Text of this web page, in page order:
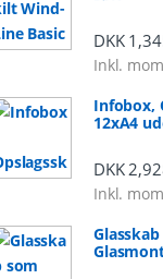
DKK
Inkl.
Infobox,
12xA4
DKK
Inkl.